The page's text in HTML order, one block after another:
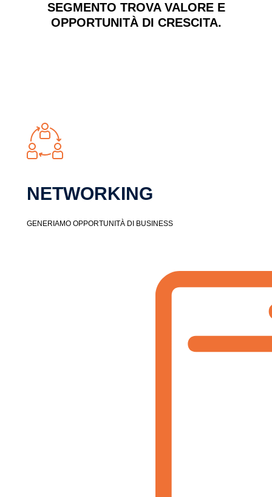
SEGMENTO TROVA VALORE E
OPPORTUNITÀ DI CRESCITA.
NETWORKING​
GENERIAMO OPPORTUNITÀ DI BUSINESS